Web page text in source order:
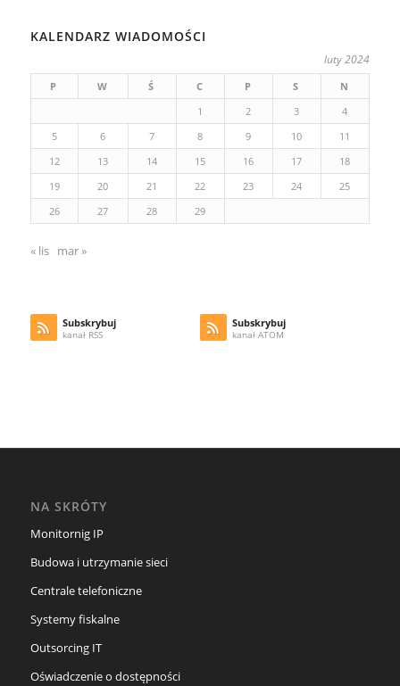
KALENDARZ WIADOMOŚCI
luty 2024
P W Ś C P S
N
1
2 3
4
5
6 7 8 9 10
11
12
13 14 15 16 17
18
19
20 21 22 23 24
25
26
27 28 29
« lis mar »
Subskrybuj
kanał RSS
Subskrybuj
kanał ATOM
NA SKRÓTY
Monitornig IP
Budowa i utrzymanie sieci
Centrale telefoniczne
Systemy fiskalne
Outsorcing IT
Oświadczenie o dostępności